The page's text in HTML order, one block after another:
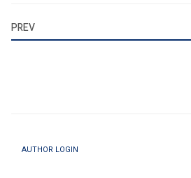
PREV
AUTHOR LOGIN